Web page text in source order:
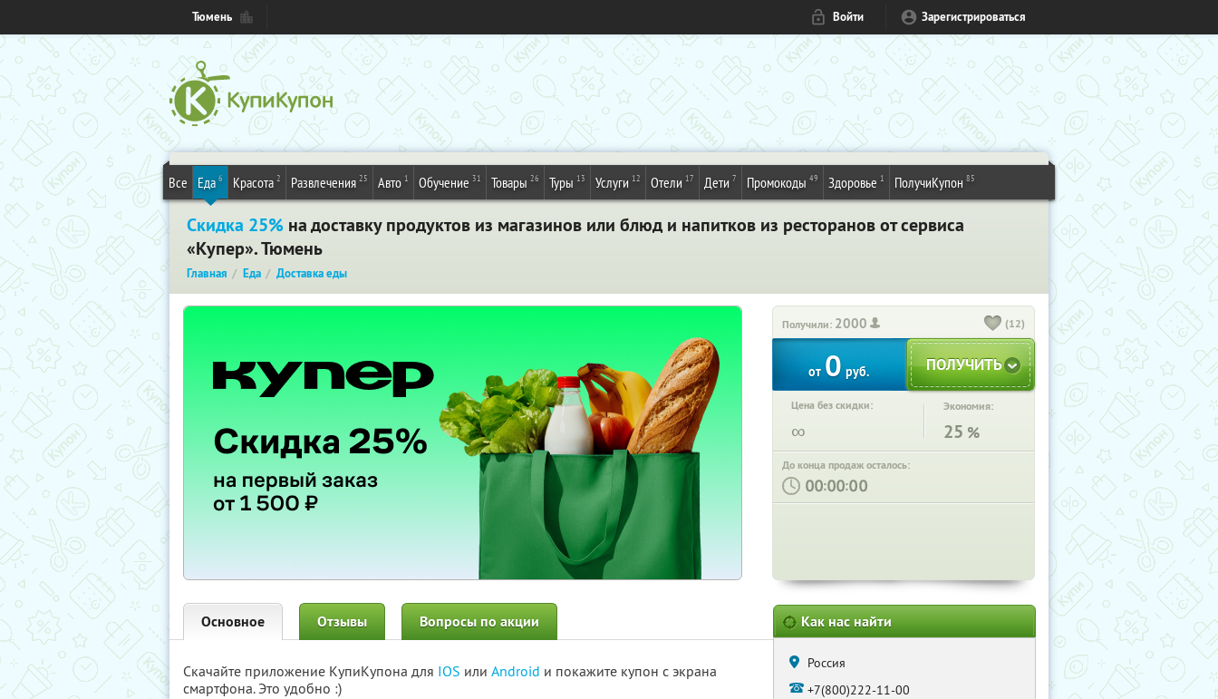
Тюмень Войти Зарегистрироваться
Все Еда 6 Красота 2 Развлечения 25 Авто 1 Обучение 31 Товары 26 Туры 13 Услуги 12 Отели 17 Дети 7 Промокоды 49 Здоровье 1 ПолучиКупон 85
Скидка 25% на доставку продуктов из магазинов или блюд и напитков из ресторанов от сервиса
«Купер». Тюмень
Главная Еда Доставка еды
Получили: 2000 (12)
от0 руб.
Цена без скидки:
∞
Экономия:
25 %
До конца продаж осталось:
: :
Основное Отзывы Вопросы по акции
Скачайте приложение КупиКупона для IOS или Android и покажите купон с экрана
смартфона. Это удобно :)
Как нас найти
Россия
+7(800)222-11-00